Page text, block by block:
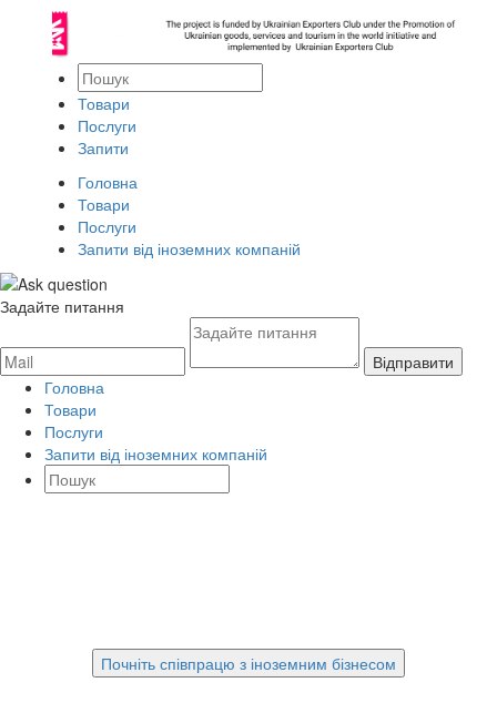
Товари
Послуги
Запити
Головна
Товари
Послуги
Запити від іноземних компаній
Задайте питання
Головна
Товари
Послуги
Запити від іноземних компаній
Почніть співпрацю з іноземним бізнесом